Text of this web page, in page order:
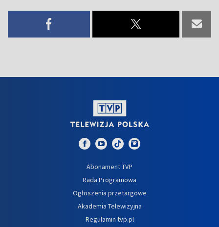
Abonament TVP
Rada Programowa
Ogłoszenia przetargowe
Akademia Telewizyjna
Regulamin tvp.pl